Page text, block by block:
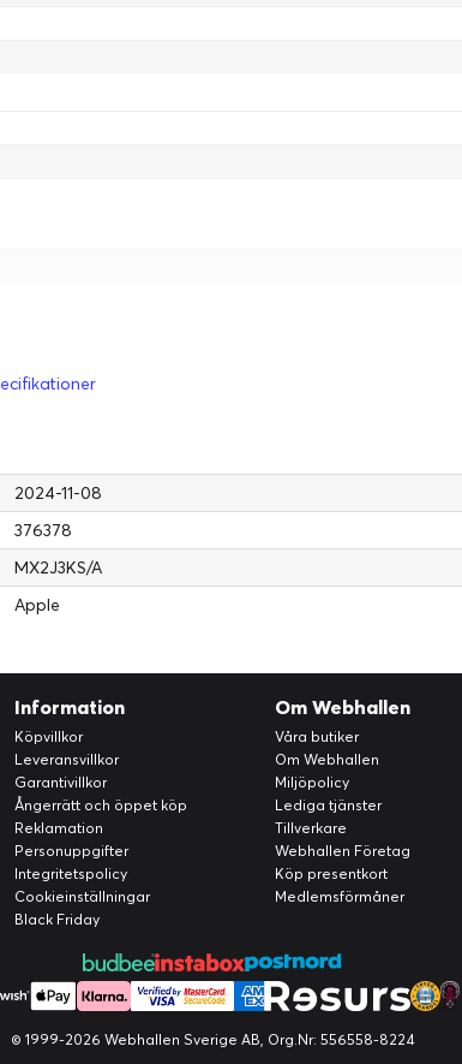
News, Apple Numbers, Apple Pages, Apple Keynote,
2024-11-08
376378
MX2J3KS/A
Apple
Information
Köpvillkor
Leveransvillkor
Garantivillkor
Ångerrätt och öppet köp
Reklamation
Personuppgifter
Integritetspolicy
Cookieinställningar
Black Friday
Om Webhallen
Våra butiker
Om Webhallen
Miljöpolicy
Lediga tjänster
Tillverkare
Webhallen Företag
Köp presentkort
Medlemsförmåner
© 1999-2026 Webhallen Sverige AB, Org.Nr: 556558-8224